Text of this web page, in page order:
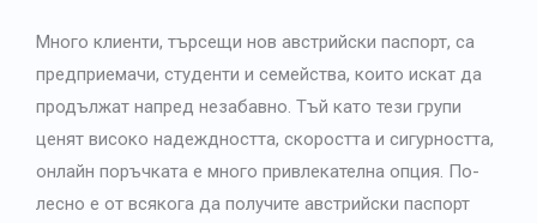
Много клиенти, търсещи нов австрийски паспорт, са
предприемачи, студенти и семейства, които искат да
продължат напред незабавно. Тъй като тези групи
ценят високо надеждността, скоростта и сигурността,
онлайн поръчката е много привлекателна опция. По-
лесно е от всякога да получите австрийски паспорт